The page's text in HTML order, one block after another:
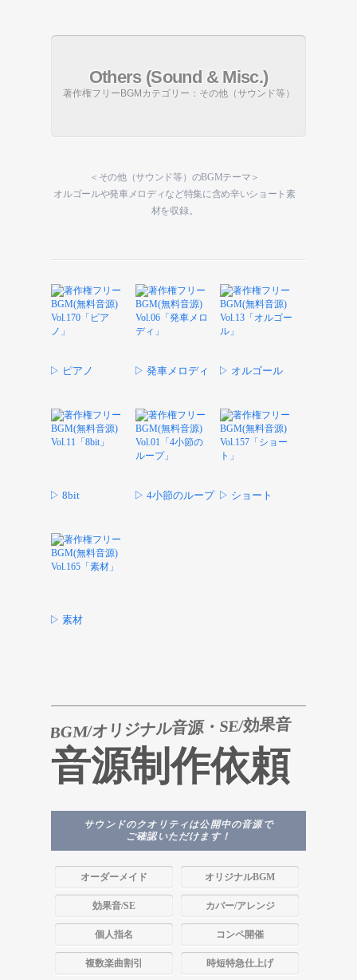
Others (Sound & Misc.)
著作権フリーBGMカテゴリー：その他（サウンド等）
＜その他（サウンド等）のBGMテーマ＞
オルゴールや発車メロディなど特集に含め辛いショート素
材を収録。
▷ ピアノ ▷ 発車メロディ ▷ オルゴール
▷ 8bit ▷ 4小節のループ ▷ ショート
▷ 素材
音源制作依頼
BGM/オリジナル音源・SE/効果音
サウンドのクオリティは公開中の音源で
ご確認いただけます！
オーダーメイド オリジナルBGM
効果音/SE カバー/アレンジ
個人指名 コンペ開催
複数楽曲割引 時短特急仕上げ